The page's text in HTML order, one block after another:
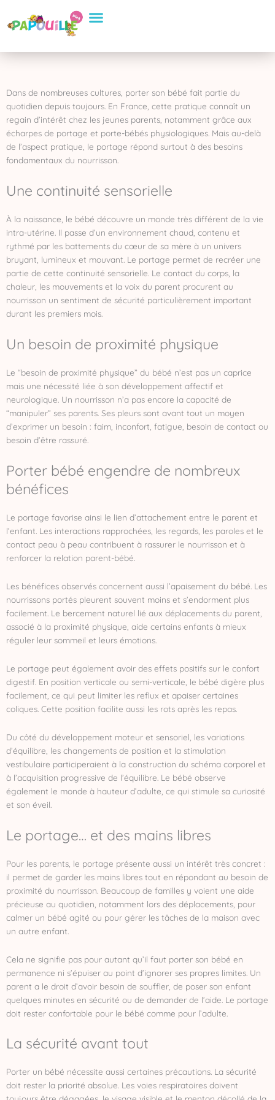
contenu
Dans de nombreuses cultures, porter son bébé fait partie du
quotidien depuis toujours. En France, cette pratique connaît un
regain d’intérêt chez les jeunes parents, notamment grâce aux
écharpes de portage et porte-bébés physiologiques. Mais au-delà
de l’aspect pratique, le portage répond surtout à des besoins
fondamentaux du nourrisson.
Une continuité sensorielle
À la naissance, le bébé découvre un monde très différent de la vie
intra-utérine. Il passe d’un environnement chaud, contenu et
rythmé par les battements du cœur de sa mère à un univers
bruyant, lumineux et mouvant. Le portage permet de recréer une
partie de cette continuité sensorielle. Le contact du corps, la
chaleur, les mouvements et la voix du parent procurent au
nourrisson un sentiment de sécurité particulièrement important
durant les premiers mois.
Un besoin de proximité physique
Le “besoin de proximité physique” du bébé n’est pas un caprice
mais une nécessité liée à son développement affectif et
neurologique. Un nourrisson n’a pas encore la capacité de
“manipuler” ses parents. Ses pleurs sont avant tout un moyen
d’exprimer un besoin : faim, inconfort, fatigue, besoin de contact ou
besoin d’être rassuré.
Porter bébé engendre de nombreux
bénéfices
Le portage favorise ainsi le lien d’attachement entre le parent et
l’enfant. Les interactions rapprochées, les regards, les paroles et le
contact peau à peau contribuent à rassurer le nourrisson et à
renforcer la relation parent-bébé.
Les bénéfices observés concernent aussi l’apaisement du bébé. Les
nourrissons portés pleurent souvent moins et s’endorment plus
facilement. Le bercement naturel lié aux déplacements du parent,
associé à la proximité physique, aide certains enfants à mieux
réguler leur sommeil et leurs émotions.
Le portage peut également avoir des effets positifs sur le confort
digestif. En position verticale ou semi-verticale, le bébé digère plus
facilement, ce qui peut limiter les reflux et apaiser certaines
coliques. Cette position facilite aussi les rots après les repas.
Du côté du développement moteur et sensoriel, les variations
d’équilibre, les changements de position et la stimulation
vestibulaire participeraient à la construction du schéma corporel et
à l’acquisition progressive de l’équilibre. Le bébé observe
également le monde à hauteur d’adulte, ce qui stimule sa curiosité
et son éveil.
Le portage… et des mains libres
Pour les parents, le portage présente aussi un intérêt très concret :
il permet de garder les mains libres tout en répondant au besoin de
proximité du nourrisson. Beaucoup de familles y voient une aide
précieuse au quotidien, notamment lors des déplacements, pour
calmer un bébé agité ou pour gérer les tâches de la maison avec
un autre enfant.
Cela ne signifie pas pour autant qu’il faut porter son bébé en
permanence ni s’épuiser au point d’ignorer ses propres limites. Un
parent a le droit d’avoir besoin de souffler, de poser son enfant
quelques minutes en sécurité ou de demander de l’aide. Le portage
doit rester confortable pour le bébé comme pour l’adulte.
La sécurité avant tout
Porter un bébé nécessite aussi certaines précautions. La sécurité
doit rester la priorité absolue. Les voies respiratoires doivent